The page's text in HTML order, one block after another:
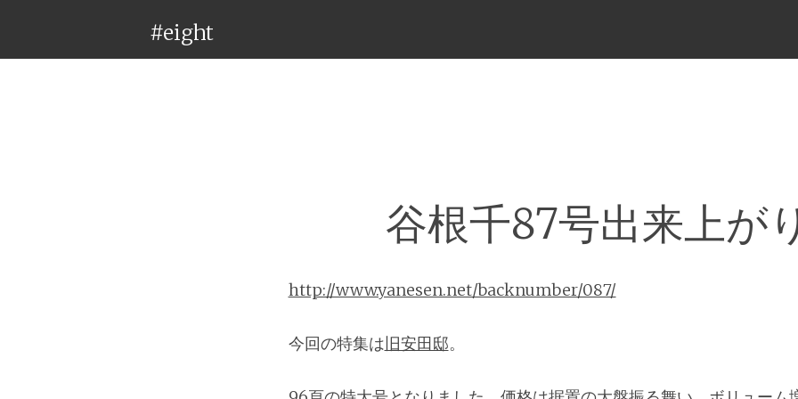
#eight
谷根千87号出来上が
http://www.yanesen.net/backnumber/087/
今回の特集は旧安田邸。